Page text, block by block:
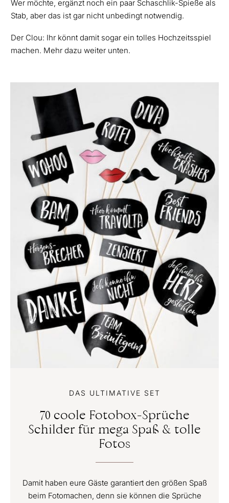
Wer möchte, ergänzt noch ein paar Schaschlik-Spieße als
Stab, aber das ist gar nicht unbedingt notwendig.
Der Clou: Ihr könnt damit sogar ein tolles Hochzeitsspiel
machen. Mehr dazu weiter unten.
DAS ULTIMATIVE SET
70 coole Fotobox-Sprüche
Schilder für mega Spaß & tolle
Fotos
Damit haben eure Gäste garantiert den größen Spaß
beim Fotomachen, denn sie können die Sprüche